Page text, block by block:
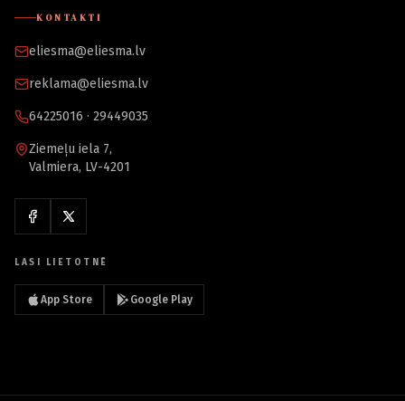
KONTAKTI
eliesma@eliesma.lv
reklama@eliesma.lv
64225016 · 29449035
Ziemeļu iela 7,
Valmiera, LV-4201
LASI LIETOTNĒ
App Store Google Play